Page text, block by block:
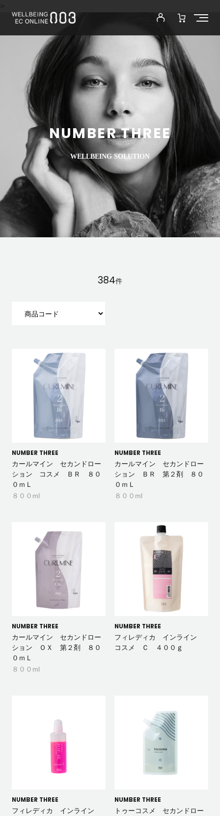
NUMBER THREE
WELLBEING SOLUTION
384件
NUMBER THREE
カールマイン セカンドロー
ション コスメ ＢＲ ８０
０ｍＬ
８００ml
NUMBER THREE
カールマイン セカンドロー
ション ＢＲ 第２剤 ８０
０ｍＬ
８００ml
NUMBER THREE
カールマイン セカンドロー
ション ＯＸ 第２剤 ８０
０ｍＬ
８００ml
NUMBER THREE
フィレディカ インライン
コスメ Ｃ ４００ｇ
NUMBER THREE
フィレディカ インライン
NUMBER THREE
トゥーコスメ セカンドロー